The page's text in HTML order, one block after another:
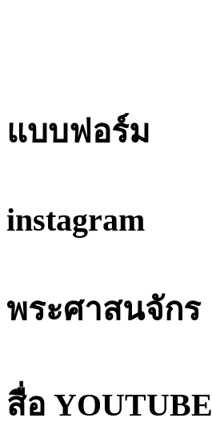
แบบฟอร์ม
instagram
พระศาสนจักร
สื่อ YOUTUBE